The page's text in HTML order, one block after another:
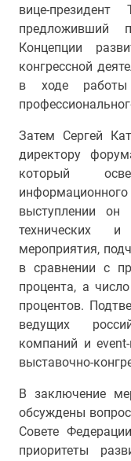
вице-
предложивший
Концепции
конгрессной
в ходе работы
Затем Сергей
директору
который
выступлении
технических
мероприятия,
в сравнении с
процента, а
процентов.
ведущих
компаний и
выставочно-
В заключение
обсуждены
Совете
приоритеты